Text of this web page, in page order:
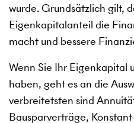
wurde. Grundsätzlich gilt,
Eigenkapitalanteil die
macht und bessere
Wenn Sie Ihr Eigenkapital
haben, geht es an die
verbreitetsten sind
Bausparverträge,